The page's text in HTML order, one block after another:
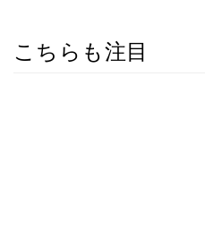
こちらも注目